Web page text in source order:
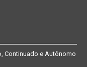
Continuado e Autônomo